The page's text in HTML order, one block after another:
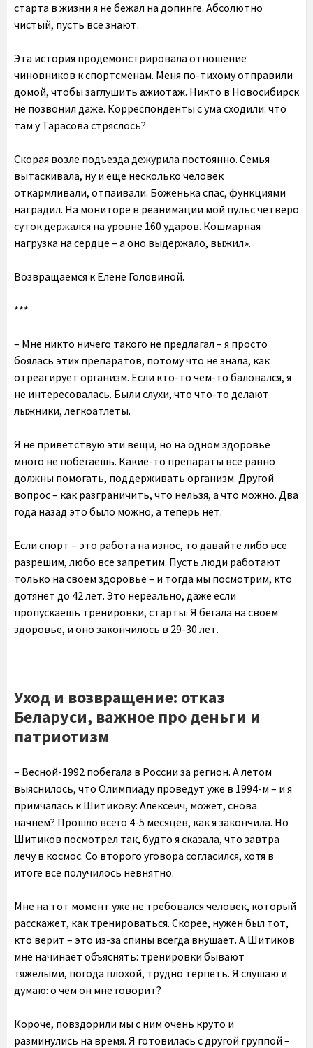
старта в жизни я не бежал на допинге. Абсолютно
чистый, пусть все знают.
Эта история продемонстрировала отношение
чиновников к спортсменам. Меня по-тихому отправили
домой, чтобы заглушить ажиотаж. Никто в Новосибирск
не позвонил даже. Корреспонденты с ума сходили: что
там у Тарасова стряслось?
Скорая возле подъезда дежурила постоянно. Семья
вытаскивала, ну и еще несколько человек
откармливали, отпаивали. Боженька спас, функциями
наградил. На мониторе в реанимации мой пульс четверо
суток держался на уровне 160 ударов. Кошмарная
нагрузка на сердце – а оно выдержало, выжил».
Возвращаемся к Елене Головиной.
***
– Мне никто ничего такого не предлагал – я просто
боялась этих препаратов, потому что не знала, как
отреагирует организм. Если кто-то чем-то баловался, я
не интересовалась. Были слухи, что что-то делают
лыжники, легкоатлеты.
Я не приветствую эти вещи, но на одном здоровье
много не побегаешь. Какие-то препараты все равно
должны помогать, поддерживать организм. Другой
вопрос – как разграничить, что нельзя, а что можно. Два
года назад это было можно, а теперь нет.
Если спорт – это работа на износ, то давайте либо все
разрешим, любо все запретим. Пусть люди работают
только на своем здоровье – и тогда мы посмотрим, кто
дотянет до 42 лет. Это нереально, даже если
пропускаешь тренировки, старты. Я бегала на своем
здоровье, и оно закончилось в 29-30 лет.
Уход и возвращение: отказ
Беларуси, важное про деньги и
патриотизм
– Весной-1992 побегала в России за регион. А летом
выяснилось, что Олимпиаду проведут уже в 1994-м – и я
примчалась к Шитикову: Алексеич, может, снова
начнем? Прошло всего 4-5 месяцев, как я закончила. Но
Шитиков посмотрел так, будто я сказала, что завтра
лечу в космос. Со второго уговора согласился, хотя в
итоге все получилось невнятно.
Мне на тот момент уже не требовался человек, который
расскажет, как тренироваться. Скорее, нужен был тот,
кто верит – это из-за спины всегда внушает. А Шитиков
мне начинает объяснять: тренировки бывают
тяжелыми, погода плохой, трудно терпеть. Я слушаю и
думаю: о чем он мне говорит?
Короче, повздорили мы с ним очень круто и
разминулись на время. Я готовилась с другой группой –